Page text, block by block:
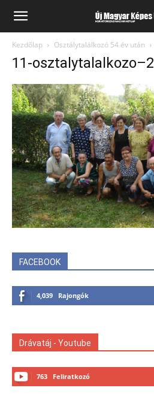
Kezdőlap Osztálytalálkozó 54 év után
11-osztalytalalkozo–2
FACEBOOK
4,039 Rajongók
Drávatáj - Youtube
763 Feliratkozó